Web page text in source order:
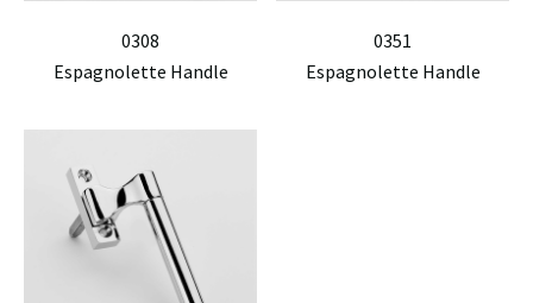
0308
Espagnolette Handle
0351
Espagnolette Handle